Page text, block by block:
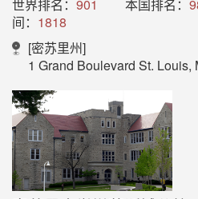
世界排名： 901 本国排名：
间： 1818
[密苏里州]
1 Grand Boulevard St. Louis,